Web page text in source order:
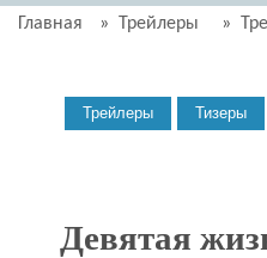
Главная » Трейлеры »
Девятая